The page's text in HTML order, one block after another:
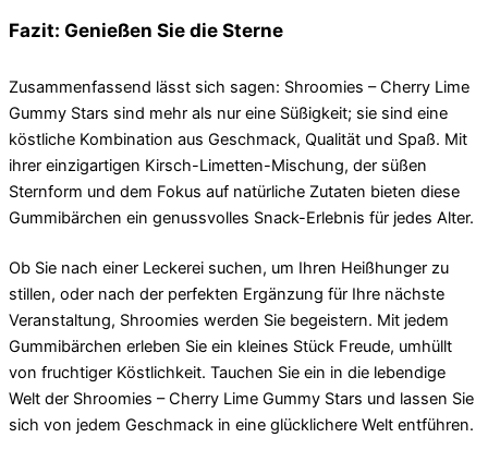
Fazit: Genießen Sie die Sterne
Zusammenfassend lässt sich sagen: Shroomies – Cherry Lime
Gummy Stars sind mehr als nur eine Süßigkeit; sie sind eine
köstliche Kombination aus Geschmack, Qualität und Spaß. Mit
ihrer einzigartigen Kirsch-Limetten-Mischung, der süßen
Sternform und dem Fokus auf natürliche Zutaten bieten diese
Gummibärchen ein genussvolles Snack-Erlebnis für jedes Alter.
Ob Sie nach einer Leckerei suchen, um Ihren Heißhunger zu
stillen, oder nach der perfekten Ergänzung für Ihre nächste
Veranstaltung, Shroomies werden Sie begeistern. Mit jedem
Gummibärchen erleben Sie ein kleines Stück Freude, umhüllt
von fruchtiger Köstlichkeit. Tauchen Sie ein in die lebendige
Welt der Shroomies – Cherry Lime Gummy Stars und lassen Sie
sich von jedem Geschmack in eine glücklichere Welt entführen.